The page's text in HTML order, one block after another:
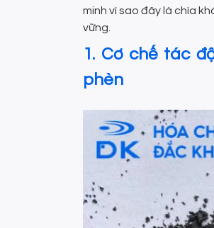
minh vì sao đây là chìa
vững.
1. Cơ chế tác
phèn